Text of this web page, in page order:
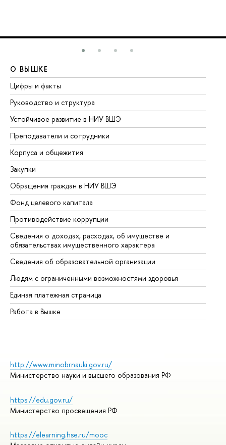
О ВЫШКЕ
Цифры и факты
Руководство и структура
Устойчивое развитие в НИУ ВШЭ
Преподаватели и сотрудники
Корпуса и общежития
Закупки
Обращения граждан в НИУ ВШЭ
Фонд целевого капитала
Противодействие коррупции
Сведения о доходах, расходах, об имуществе и
обязательствах имущественного характера
Сведения об образовательной организации
Людям с ограниченными возможностями здоровья
Единая платежная страница
Работа в Вышке
http://www.minobrnauki.gov.ru/
Министерство науки и высшего образования РФ
https://edu.gov.ru/
Министерство просвещения РФ
https://elearning.hse.ru/mooc